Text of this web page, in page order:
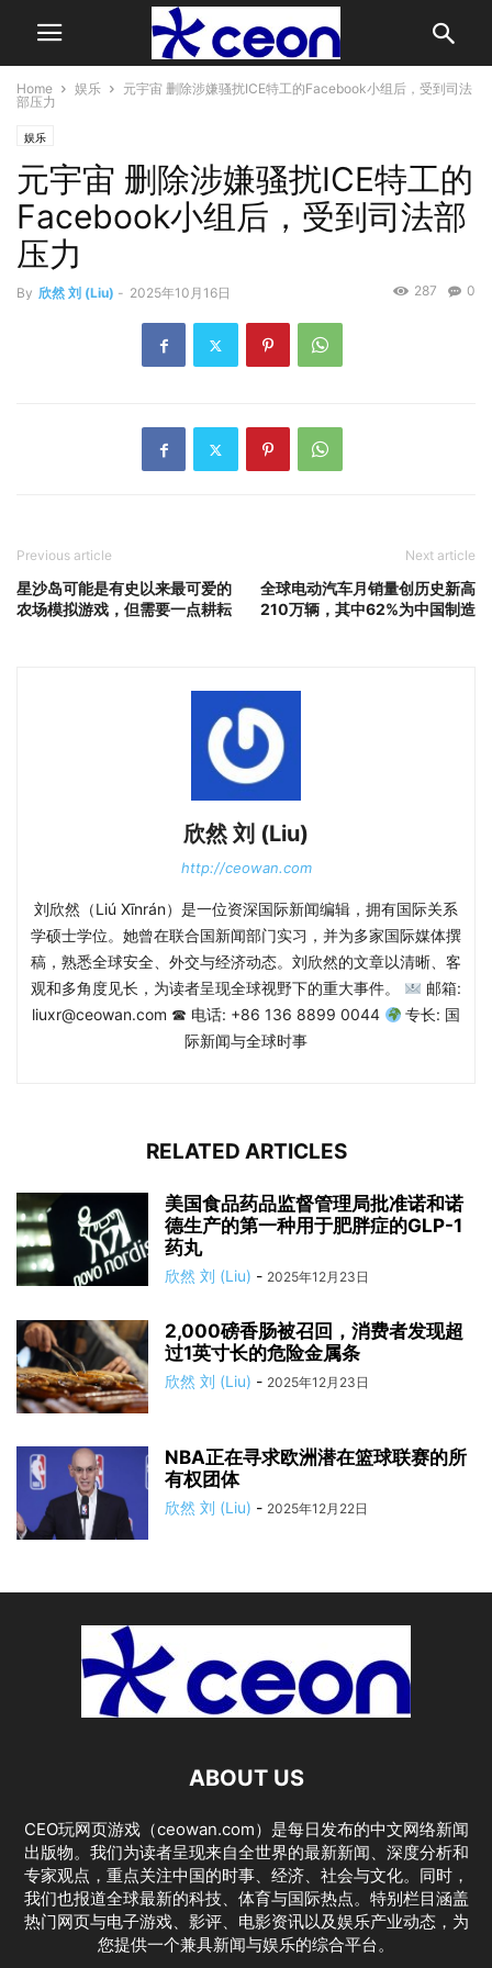
Home 娱乐
元宇宙 删除涉嫌骚扰ICE特工的Facebook小组后，受到司法
部压力
娱乐
元宇宙 删除涉嫌骚扰ICE特工的
Facebook小组后，受到司法部
压力
By 欣然 刘 (Liu) - 2025年10月16日 0
287
Previous article
星沙岛可能是有史以来最可爱的
农场模拟游戏，但需要一点耕耘
Next article
全球电动汽车月销量创历史新高
210万辆，其中62%为中国制造
欣然 刘 (Liu)
http://ceowan.com
刘欣然（Liú Xīnrán）是一位资深国际新闻编辑，拥有国际关系
学硕士学位。她曾在联合国新闻部门实习，并为多家国际媒体撰
稿，熟悉全球安全、外交与经济动态。刘欣然的文章以清晰、客
观和多角度见长，为读者呈现全球视野下的重大事件。
邮箱:
liuxr@ceowan.com ☎ 电话: +86 136 8899 0044
专长: 国
际新闻与全球时事
RELATED ARTICLES
美国食品药品监督管理局批准诺和诺
德生产的第一种用于肥胖症的GLP-1
药丸
欣然 刘 (Liu) - 2025年12月23日
2,000磅香肠被召回，消费者发现超
过1英寸长的危险金属条
欣然 刘 (Liu) - 2025年12月23日
NBA正在寻求欧洲潜在篮球联赛的所
有权团体
欣然 刘 (Liu) - 2025年12月22日
ABOUT US
CEO玩网页游戏（ceowan.com）是每日发布的中文网络新闻
出版物。我们为读者呈现来自全世界的最新新闻、深度分析和
专家观点，重点关注中国的时事、经济、社会与文化。同时，
我们也报道全球最新的科技、体育与国际热点。特别栏目涵盖
热门网页与电子游戏、影评、电影资讯以及娱乐产业动态，为
您提供一个兼具新闻与娱乐的综合平台。